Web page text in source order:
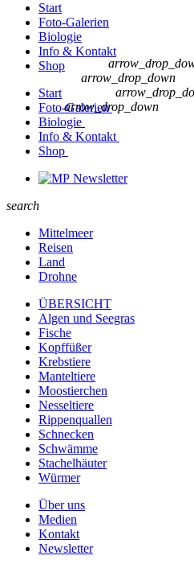
Start
Foto-Galerien
Biologie
Info & Kontakt
Shop
Start
Foto-Galerien
Biologie
arrow_drop_down
Info & Kontakt
Shop
arrow_drop_down
Newsletter
search
Mittelmeer
Reisen
Land
Drohne
ÜBERSICHT
Algen und Seegras
Fische
Kopffüßer
Krebstiere
Manteltiere
Moostierchen
Nesseltiere
Rippenquallen
Schnecken
Schwämme
Stachelhäuter
Würmer
Über uns
Medien
Kontakt
Newsletter